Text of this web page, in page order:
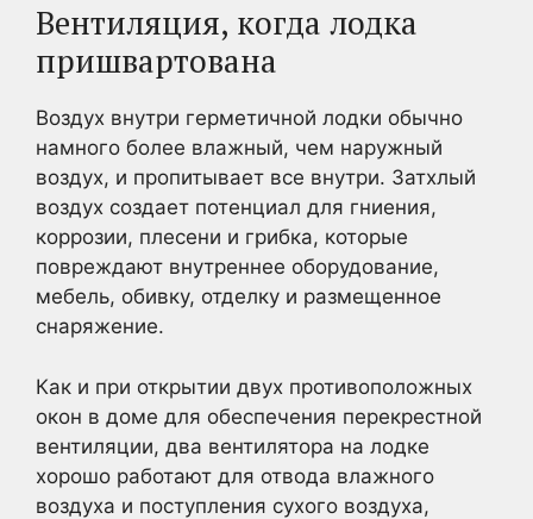
Вентиляция, когда лодка
пришвартована
Воздух внутри герметичной лодки обычно
намного более влажный, чем наружный
воздух, и пропитывает все внутри. Затхлый
воздух создает потенциал для гниения,
коррозии, плесени и грибка, которые
повреждают внутреннее оборудование,
мебель, обивку, отделку и размещенное
снаряжение.
Как и при открытии двух противоположных
окон в доме для обеспечения перекрестной
вентиляции, два вентилятора на лодке
хорошо работают для отвода влажного
воздуха и поступления сухого воздуха,